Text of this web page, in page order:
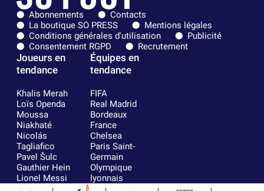
Abonnements
Contacts
La boutique SO PRESS
Mentions légales
Conditions générales d'utilisation
Publicité
Consentement RGPD
Recrutement
Joueurs en
tendance
Khalis Merah
Loïs Openda
Moussa
Niakhaté
Nicolás
Tagliafico
Pavel Šulc
Gauthier Hein
Lionel Messi
Équipes en
tendance
FIFA
Real Madrid
Bordeaux
France
Chelsea
Paris Saint-
Germain
Olympique
lyonnais
1